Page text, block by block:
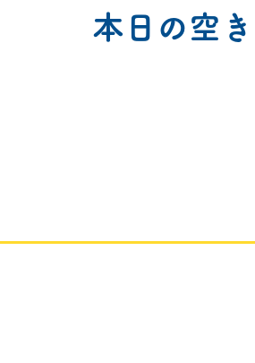
本日の空